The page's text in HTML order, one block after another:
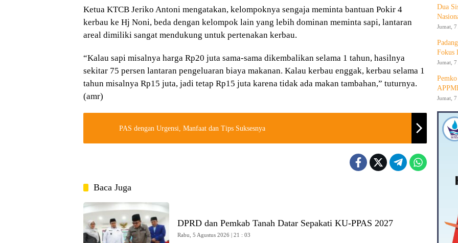
Ketua KTCB Jeriko Antoni mengatakan, kelompoknya sengaja meminta bantuan Pokir 4
kerbau ke Hj Noni, beda dengan kelompok lain yang lebih dominan meminta sapi, lantaran
areal dimiliki sangat mendukung untuk pertenakan kerbau.
“Kalau sapi misalnya harga Rp20 juta sama-sama dikembalikan selama 1 tahun, hasilnya
sekitar 75 persen lantaran pengeluaran biaya makanan. Kalau kerbau enggak, kerbau selama 1
tahun misalnya Rp15 juta, jadi tetap Rp15 juta karena tidak ada makan tambahan,” tuturnya.
(amr)
PAS dengan Urgensi, Manfaat dan Tips Suksesnya
Baca Juga
DPRD dan Pemkab Tanah Datar Sepakati KU-PPAS 2027
Rabu, 5 Agustus 2026 | 21 : 03
Dua
Jumat,
Fokus
Jumat,
Jumat,